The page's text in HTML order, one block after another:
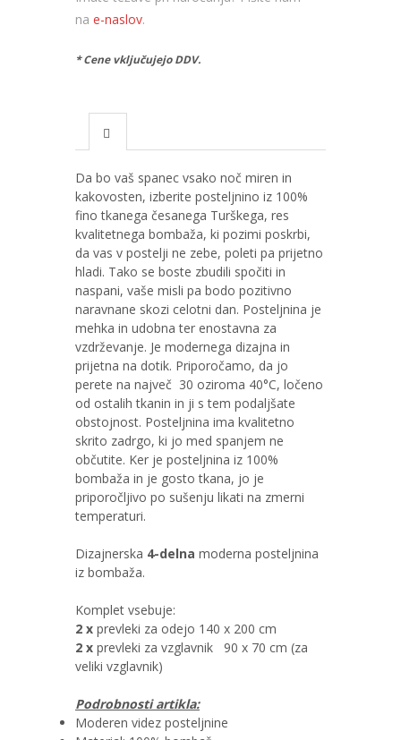
na e-naslov.
* Cene vključujejo DDV.
Da bo vaš spanec vsako noč miren in
kakovosten, izberite posteljnino iz 100%
fino tkanega česanega Turškega, res
kvalitetnega bombaža, ki pozimi poskrbi,
da vas v postelji ne zebe, poleti pa prijetno
hladi. Tako se boste zbudili spočiti in
naspani, vaše misli pa bodo pozitivno
naravnane skozi celotni dan. Posteljnina je
mehka in udobna ter enostavna za
vzdrževanje. Je modernega dizajna in
prijetna na dotik. Priporočamo, da jo
perete na največ 30 oziroma 40°C, ločeno
od ostalih tkanin in ji s tem podaljšate
obstojnost. Posteljnina ima kvalitetno
skrito zadrgo, ki jo med spanjem ne
občutite. Ker je posteljnina iz 100%
bombaža in je gosto tkana, jo je
priporočljivo po sušenju likati na zmerni
temperaturi.
Dizajnerska 4-delna moderna posteljnina
iz bombaža.
Komplet vsebuje:
2 x prevleki za odejo 140 x 200 cm
2 x prevleki za vzglavnik 90 x 70 cm (za
veliki vzglavnik)
Podrobnosti artikla:
Moderen videz posteljnine